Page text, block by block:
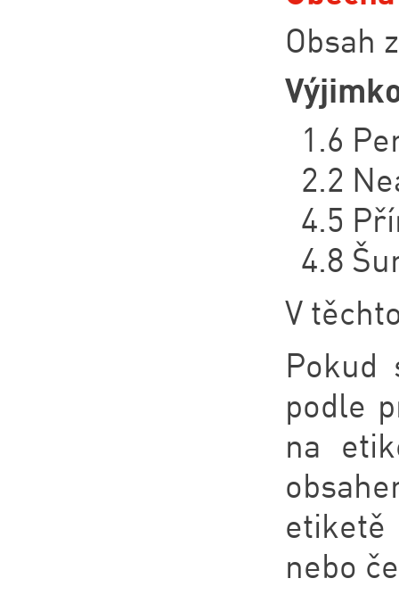
Obsah
1.6
2.2
4.5
4.8
V
Pokud
podle
na
etiketě
nebo